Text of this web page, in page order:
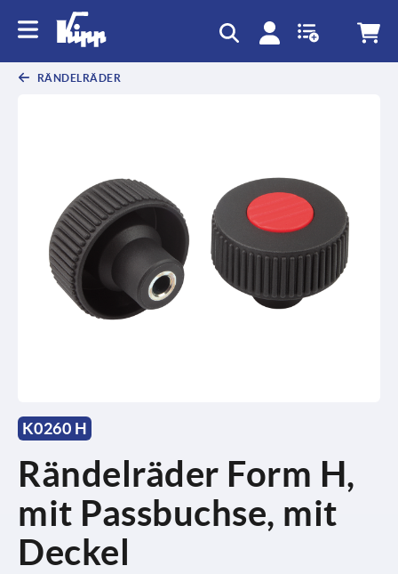
RÄNDELRÄDER
K0260 H
Rändelräder Form H,
mit Passbuchse, mit
Deckel